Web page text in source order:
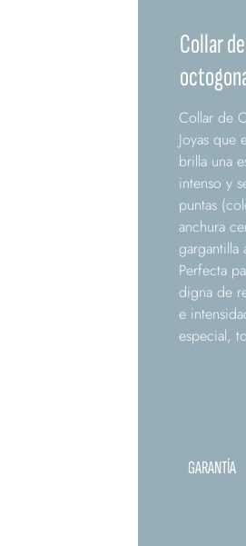
Collar
Collar de
Joyas que
brilla una
intenso y
puntas
anchura
gargantilla
Perfecta
digna de
e
especial,
GARANTÍA